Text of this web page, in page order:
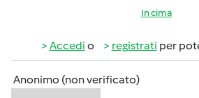
In cima
Accedi o registrati per
Anonimo (non verificato)